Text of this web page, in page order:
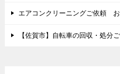
エアコンクリーニングご依頼
【佐賀市】自転車の回収・処